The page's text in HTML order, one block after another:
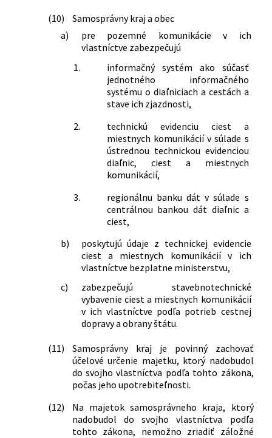
(10)
Samosprávny kraj a obec
a)
pre pozemné komunikácie v ich
vlastníctve zabezpečujú
1.
informačný systém ako súčasť
jednotného informačného
systému o diaľniciach a cestách a
stave ich zjazdnosti,
2.
technickú evidenciu ciest a
miestnych komunikácií v súlade s
ústrednou technickou evidenciou
diaľnic, ciest a miestnych
komunikácií,
3.
regionálnu banku dát v súlade s
centrálnou bankou dát diaľnic a
ciest,
b)
poskytujú údaje z technickej evidencie
ciest a miestnych komunikácií v ich
vlastníctve bezplatne ministerstvu,
c)
zabezpečujú stavebnotechnické
vybavenie ciest a miestnych komunikácií
v ich vlastníctve podľa potrieb cestnej
dopravy a obrany štátu.
(11)
Samosprávny kraj je povinný zachovať
účelové určenie majetku, ktorý nadobudol
do svojho vlastníctva podľa tohto zákona,
počas jeho upotrebiteľnosti.
(12)
Na majetok samosprávneho kraja, ktorý
nadobudol do svojho vlastníctva podľa
tohto zákona, nemožno zriadiť záložné